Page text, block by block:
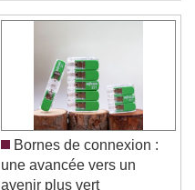
Bornes de connexion :
une avancée vers un